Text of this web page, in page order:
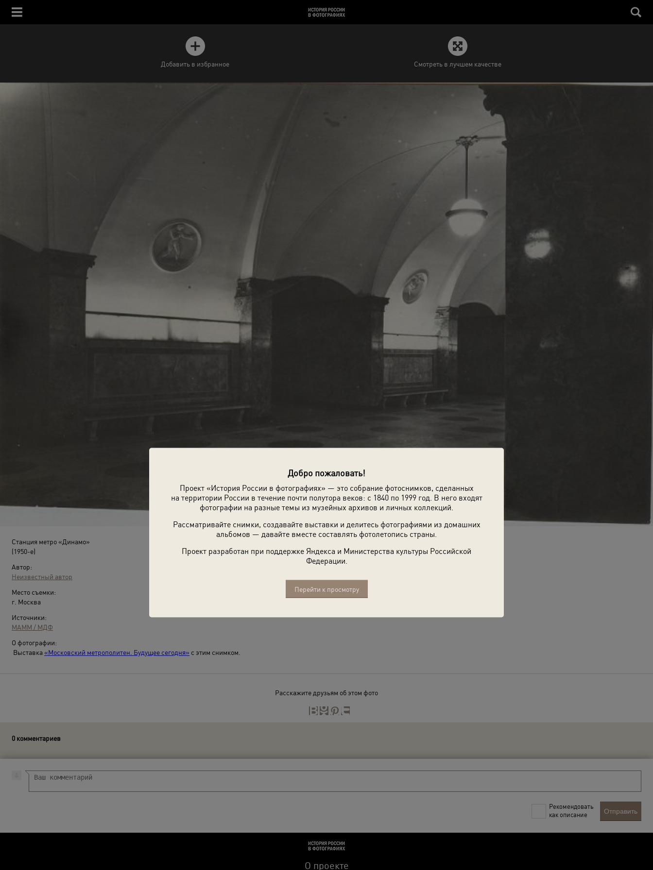
Добро пожаловать!
Проект «История России в фотографиях» — это собрание фотоснимков, сделанных
на территории России в течение почти полутора веков: с 1840 по 1999 год. В него входят
фотографии на разные темы из музейных архивов и личных коллекций.
Рассматривайте снимки, создавайте выставки и делитесь фотографиями из домашних
альбомов — давайте вместе составлять фотолетопись страны.
Проект разработан при поддержке Яндекса и Министерства культуры Российской
Федерации.
Перейти к просмотру
Добавить в избранное Смотреть в лучшем качестве
Станция метро «Динамо»
(1950-е)
Автор:
Неизвестный автор
Место съемки:
г. Москва
Источники:
МАММ / МДФ
О фотографии:
Выставка «Московский метрополитен. Будущее сегодня» с этим снимком.
Расскажите друзьям об этом фото
0 комментариев
Рекомендовать
как описание
Отправить
О проекте